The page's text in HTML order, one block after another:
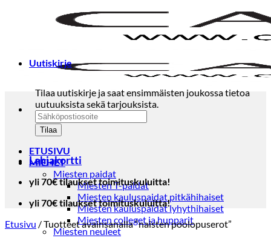
ETUSIVU
MIEHET
Miesten paidat
Miesten T-paidat
Miesten kauluspaidat pitkähihaiset
Miesten kauluspaidat lyhythihaiset
Miesten colleget ja hupparit
Miesten neuleet
Uutiskirje
Tilaa uutiskirje ja saat ensimmäisten joukossa tietoa
uutuuksista sekä tarjouksista.
Lahjakortti
yli 70€ tilaukset toimituskuluitta!
yli 70€ tilaukset toimituskuluitta!
Etusivu /Tuotteet avainsanalla “naisten poolopuserot”